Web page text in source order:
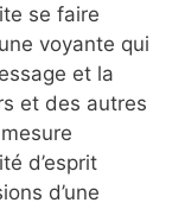
se faire
voyante qui
et la
et des autres
d’esprit
d’une